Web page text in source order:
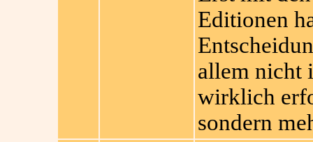
Editionen
allem nicht
wirklich
sondern